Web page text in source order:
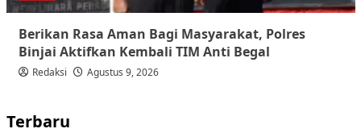
Berikan Rasa Aman Bagi Masyarakat, Polres
Binjai Aktifkan Kembali TIM Anti Begal
Redaksi Agustus 9, 2026
Terbaru